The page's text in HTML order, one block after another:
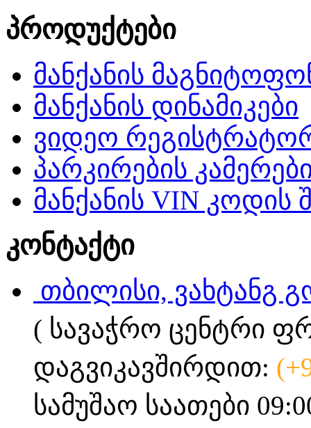
პროდუქტები
მანქანის
მანქანის დინამიკები
ვიდეო
პარკირების
მანქანის VIN კოდის
კონტაქტი
თბილისი, ვახტანგ
( სავაჭრო ცენტრი
დაგვიკავშირდით:
სამუშაო საათები